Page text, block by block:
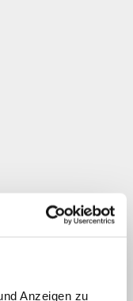
Anzeigen zu